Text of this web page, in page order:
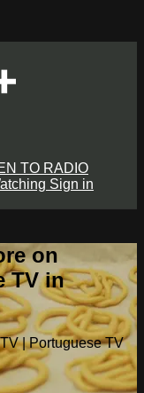
TO RADIO
Sign in
on
TV in
| Portuguese TV